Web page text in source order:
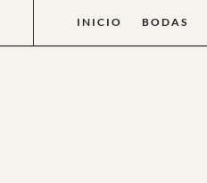
INICIO BODAS